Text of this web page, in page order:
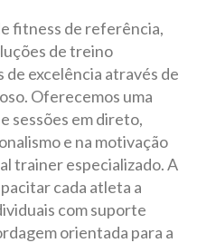
fitness de referência,
de treino
de excelência através de
Oferecemos uma
sessões em direto,
e na motivação
trainer especializado. A
cada atleta a
com suporte
orientada para a